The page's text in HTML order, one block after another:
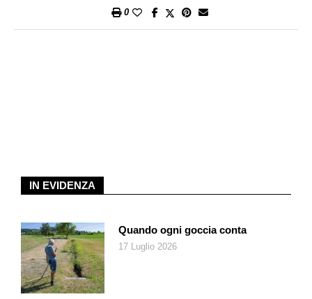
0
IN EVIDENZA
Quando ogni goccia conta
17 Luglio 2026